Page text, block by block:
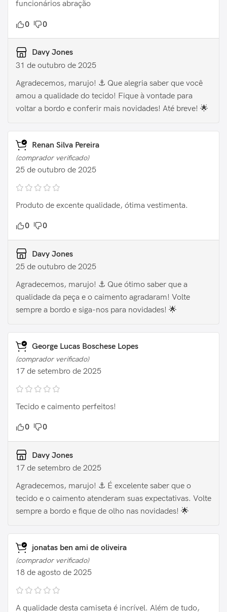
funcionários abração
0 0
Davy Jones
31 de outubro de 2025
Agradecemos, marujo! ⚓️ Que alegria saber que você
amou a qualidade do tecido! Fique à vontade para
voltar a bordo e conferir mais novidades! Até breve! 🌟
Renan Silva Pereira
(comprador verificado)
25 de outubro de 2025
Produto de excente qualidade, ótima vestimenta.
0 0
Davy Jones
25 de outubro de 2025
Agradecemos, marujo! ⚓️ Que ótimo saber que a
qualidade da peça e o caimento agradaram! Volte
sempre a bordo e siga-nos para novidades! 🌟
George Lucas Boschese Lopes
(comprador verificado)
17 de setembro de 2025
Tecido e caimento perfeitos!
0 0
Davy Jones
17 de setembro de 2025
Agradecemos, marujo! ⚓️ É excelente saber que o
tecido e o caimento atenderam suas expectativas. Volte
sempre a bordo e fique de olho nas novidades! 🌟
jonatas ben ami de oliveira
(comprador verificado)
18 de agosto de 2025
A qualidade desta camiseta é incrível. Além de tudo,